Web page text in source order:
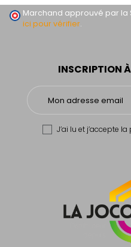
INSCRIPTION
J’ai lu et j’accepte la
Marchand approuvé par la
ici pour vérifier.